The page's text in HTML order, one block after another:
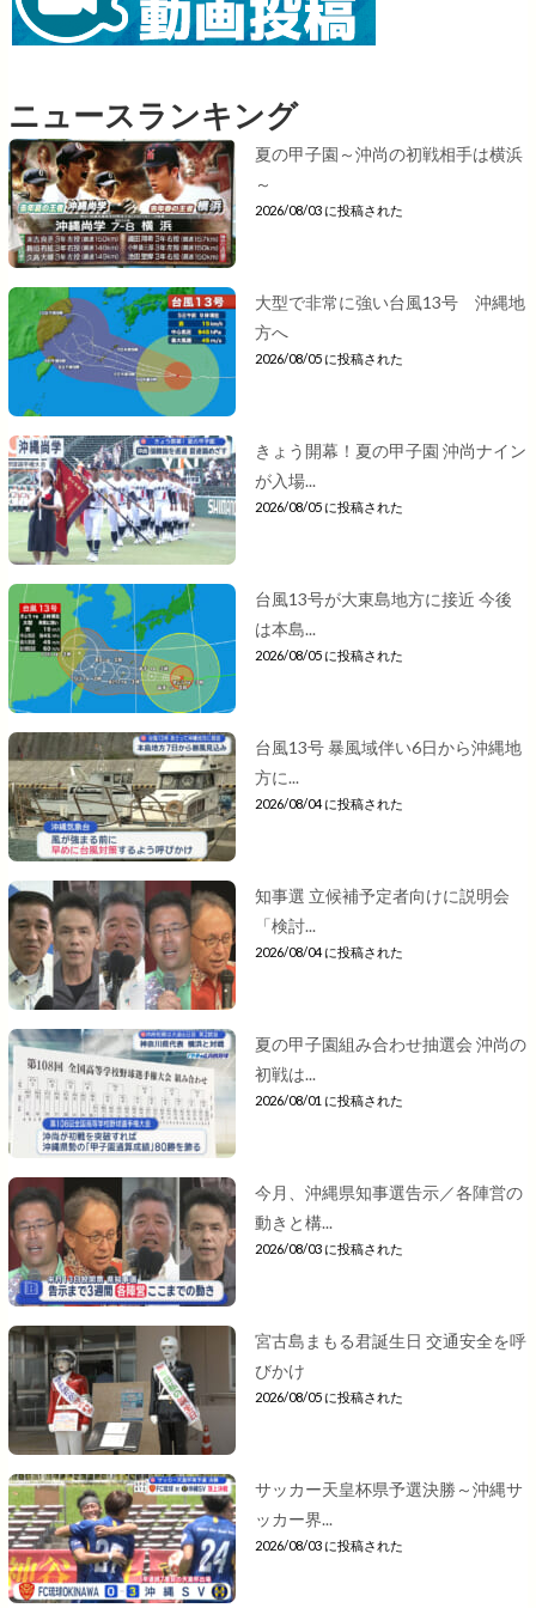
ニュースランキング
夏の甲子園～沖尚の初戦相手は横浜
～
2026/08/03 に投稿された
大型で非常に強い台風13号 沖縄地
方へ
2026/08/05 に投稿された
きょう開幕！夏の甲子園 沖尚ナイン
が入場...
2026/08/05 に投稿された
台風13号が大東島地方に接近 今後
は本島...
2026/08/05 に投稿された
台風13号 暴風域伴い6日から沖縄地
方に...
2026/08/04 に投稿された
知事選 立候補予定者向けに説明会
「検討...
2026/08/04 に投稿された
夏の甲子園組み合わせ抽選会 沖尚の
初戦は...
2026/08/01 に投稿された
今月、沖縄県知事選告示／各陣営の
動きと構...
2026/08/03 に投稿された
宮古島まもる君誕生日 交通安全を呼
びかけ
2026/08/05 に投稿された
サッカー天皇杯県予選決勝～沖縄サ
ッカー界...
2026/08/03 に投稿された